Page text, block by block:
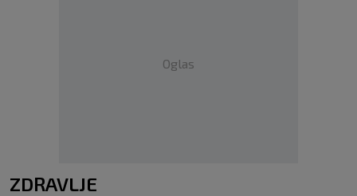
Oglas
ZDRAVLJE